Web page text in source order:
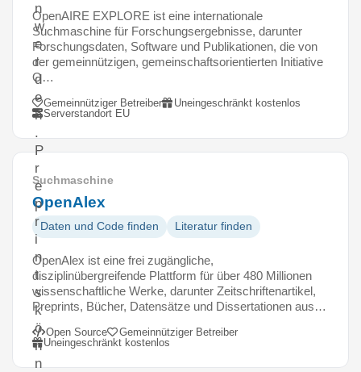
n
w
e
r
d
e
n
.
P
r
e
p
r
i
n
t
s
k
ö
n
n
OpenAIRE EXPLORE ist eine internationale
Suchmaschine für Forschungsergebnisse, darunter
Forschungsdaten, Software und Publikationen, die von
der gemeinnützigen, gemeinschaftsorientierten Initiative
O…
Gemeinnütziger Betreiber
Uneingeschränkt kostenlos
Serverstandort EU
Suchmaschine
OpenAlex
Daten und Code finden Literatur finden
OpenAlex ist eine frei zugängliche,
disziplinübergreifende Plattform für über 480 Millionen
wissenschaftliche Werke, darunter Zeitschriftenartikel,
Preprints, Bücher, Datensätze und Dissertationen aus…
Open Source
Gemeinnütziger Betreiber
Uneingeschränkt kostenlos